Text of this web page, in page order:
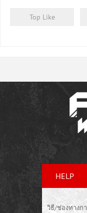
Top Like
HELP
วิธี/ช่องทางก